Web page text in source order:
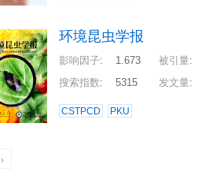
环境昆虫学报
影响因子: 1.673 被引量:
搜索指数: 5315 发文量:
CSTPCD PKU
